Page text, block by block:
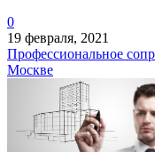
0
19 февраля, 2021
Профессиональное
Москве